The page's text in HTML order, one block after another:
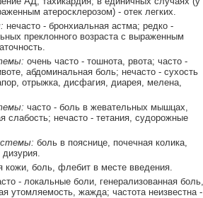
атеросклерозом) - отек легких.
нечасто - бронхиальная астма; редко -
преклонного возраста с выраженным
очень часто - тошнота, рвота; часто -
абдоминальная боль; нечасто - сухость
отрыжка, дисфагия, диарея, мелена,
часто - боль в жевательных мышцах,
слабость; нечасто - тетания, судорожные
боль в пояснице, почечная колика,
кожи, боль, флебит в месте введения.
- локальные боли, генерализованная боль,
утомляемость, жажда; частота неизвестна -